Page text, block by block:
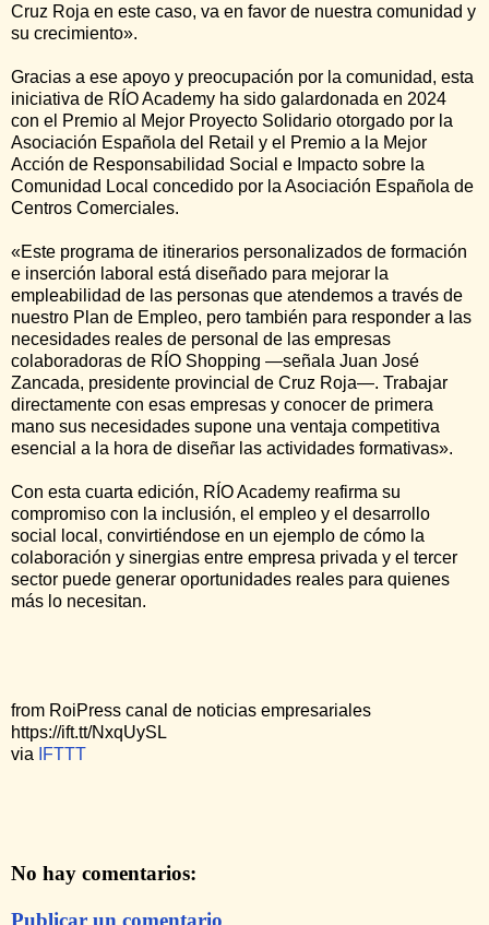
Cruz Roja en este caso, va en favor de nuestra comunidad y
su crecimiento».
Gracias a ese apoyo y preocupación por la comunidad, esta
iniciativa de RÍO Academy ha sido galardonada en 2024
con el Premio al Mejor Proyecto Solidario otorgado por la
Asociación Española del Retail y el Premio a la Mejor
Acción de Responsabilidad Social e Impacto sobre la
Comunidad Local concedido por la Asociación Española de
Centros Comerciales.
«Este programa de itinerarios personalizados de formación
e inserción laboral está diseñado para mejorar la
empleabilidad de las personas que atendemos a través de
nuestro Plan de Empleo, pero también para responder a las
necesidades reales de personal de las empresas
colaboradoras de RÍO Shopping —señala Juan José
Zancada, presidente provincial de Cruz Roja—. Trabajar
directamente con esas empresas y conocer de primera
mano sus necesidades supone una ventaja competitiva
esencial a la hora de diseñar las actividades formativas».
Con esta cuarta edición, RÍO Academy reafirma su
compromiso con la inclusión, el empleo y el desarrollo
social local, convirtiéndose en un ejemplo de cómo la
colaboración y sinergias entre empresa privada y el tercer
sector puede generar oportunidades reales para quienes
más lo necesitan.
from RoiPress canal de noticias empresariales
https://ift.tt/NxqUySL
via
IFTTT
No hay comentarios:
Publicar un comentario